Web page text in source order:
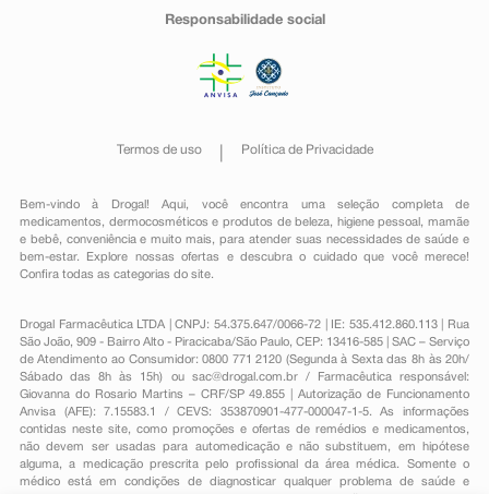
Responsabilidade social
Termos de uso Política de Privacidade
Bem-vindo à Drogal! Aqui, você encontra uma seleção completa de
medicamentos , dermocosméticos e produtos de beleza, higiene pessoal ,mamãe
e bebê, conveniênciae muito mais, para atender suas necessidades de saúde e
bem-estar. Explore nossas ofertas e descubra o cuidado que você merece!
Confira todas as categorias do site.
Drogal Farmacêutica LTDA | CNPJ: 54.375.647/0066-72 | IE: 535.412.860.113 | Rua
São João, 909 - Bairro Alto - Piracicaba/São Paulo, CEP: 13416-585 | SAC – Serviço
de Atendimento ao Consumidor: 0800 771 2120 (Segunda à Sexta das 8h às 20h/
Sábado das 8h às 15h) ou sac@drogal.com.br/ Farmacêutica responsável:
Giovanna do Rosario Martins – CRF/SP 49.855 | Autorização de Funcionamento
Anvisa (AFE): 7.15583.1 / CEVS: 353870901-477-000047-1-5. As informações
contidas neste site, como promoções e ofertas de remédios e medicamentos,
não devem ser usadas para automedicação e não substituem, em hipótese
alguma, a medicação prescrita pelo profissional da área médica. Somente o
médico está em condições de diagnosticar qualquer problema de saúde e